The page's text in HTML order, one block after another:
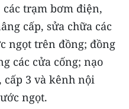
các trạm bơm điện,
cấp, sửa chữa các
ngọt trên đồng; đồng
các cửa cống; nạo
cấp 3 và kênh nội
ngọt.